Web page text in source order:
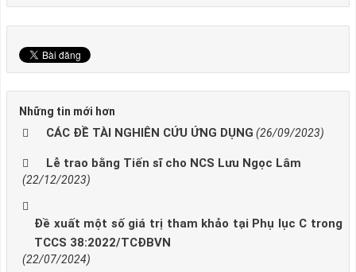
Những tin mới hơn
CÁC ĐỀ TÀI NGHIÊN CỨU ỨNG DỤNG (26/09/2023)
Lễ trao bằng Tiến sĩ cho NCS Lưu Ngọc Lâm
(22/12/2023)
Đề xuất một số giá trị tham khảo tại Phụ lục C trong
TCCS 38:2022/TCĐBVN
(22/07/2024)